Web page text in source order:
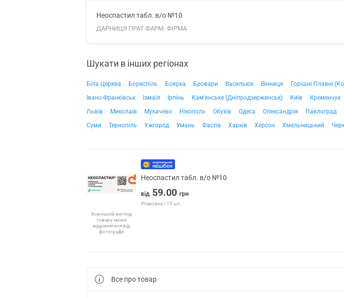
Неоспастил табл. в/о №10
ДАРНИЦЯ ПРАТ ФАРМ. ФІРМА
Шукати в інших регіонах
Біла Церква Бориспіль Боярка Бровари Васильків Вінниця Горішні Плавні
Івано-Франківськ
Ізмаїл Ірпінь Кам'янське (Дніпродзержинськ) Київ Кременчук
Львів
Миколаїв Мукачево Нікополь Обухів Одеса Олександрія Павлоград
Суми
Тернопіль Ужгород Умань Фастів Харків Херсон Хмельницький
Зовнішній вигляд
товару може
відрізнятися від
фотографії
Неоспастил табл. в/о №10
від 59.00 грн
Упаковка / 10 шт.
Все про товар